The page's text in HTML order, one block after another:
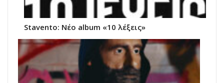
Stavento: Νέο album «10 λέξεις»